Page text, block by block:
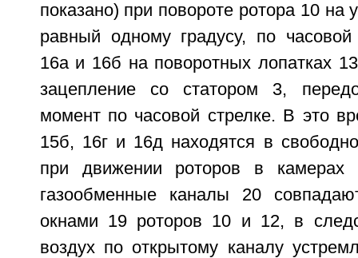
показано) при повороте ротора 10 на
равный одному градусу, по
16а и 16б на поворотных лопатках
зацепление со статором 3,
момент по часовой стрелке. В это
15б, 16г и 16д находятся в
при движении роторов в
газообменные каналы 20
окнами 19 роторов 10 и 12, в
воздух по открытому каналу